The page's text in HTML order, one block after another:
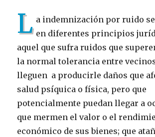
L a indemnización por ruido
en diferentes principios
aquel que sufra ruidos que
la normal tolerancia entre
lleguen a producirle daños que
salud psíquica o física, pero que
potencialmente puedan llegar a
que mermen el valor o el
económico de sus bienes; que